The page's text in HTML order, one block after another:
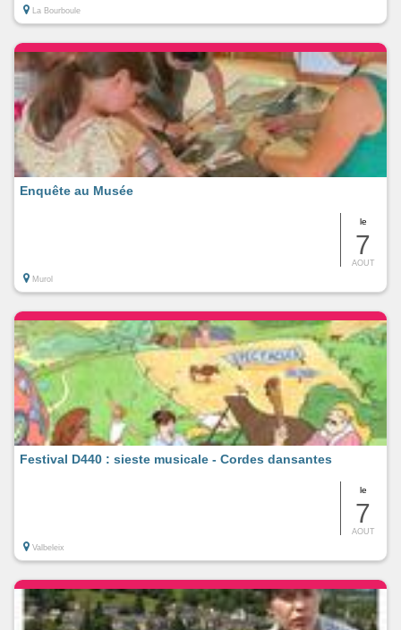
La Bourboule
le
7
AOUT
Enquête au Musée
Murol
le
7
AOUT
Festival D440 : sieste musicale - Cordes dansantes
Valbeleix